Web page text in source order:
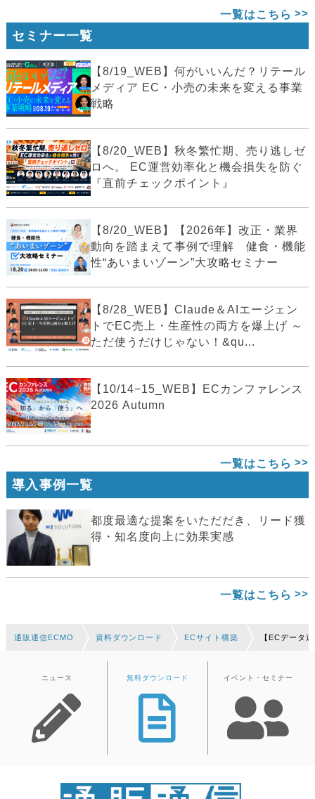
一覧はこちら
セミナー一覧
【8/19_WEB】何がいいんだ？リテール
メディア EC・小売の未来を変える事業
戦略
【8/20_WEB】秋冬繁忙期、売り逃しゼ
ロへ。 EC運営効率化と機会損失を防ぐ
『直前チェックポイント』
【8/20_WEB】【2026年】改正・業界
動向を踏まえて事例で理解 健食・機能
性“あいまいゾーン”大攻略セミナー
【8/28_WEB】Claude＆AIエージェン
トでEC売上・生産性の両方を爆上げ ～
ただ使うだけじゃない！&qu...
【10/14−15_WEB】ECカンファレンス
2026 Autumn
一覧はこちら
導入事例一覧
都度最適な提案をいただだき、リード獲
得・知名度向上に効果実感
一覧はこちら
通販通信ECMO 資料ダウンロード ECサイト構築 【ECデータ
ニュース 無料ダウンロード イベント・セミナー